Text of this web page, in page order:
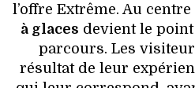
l’offre Extrême. Au
à glaces devient le
parcours. Les
résultat de leur